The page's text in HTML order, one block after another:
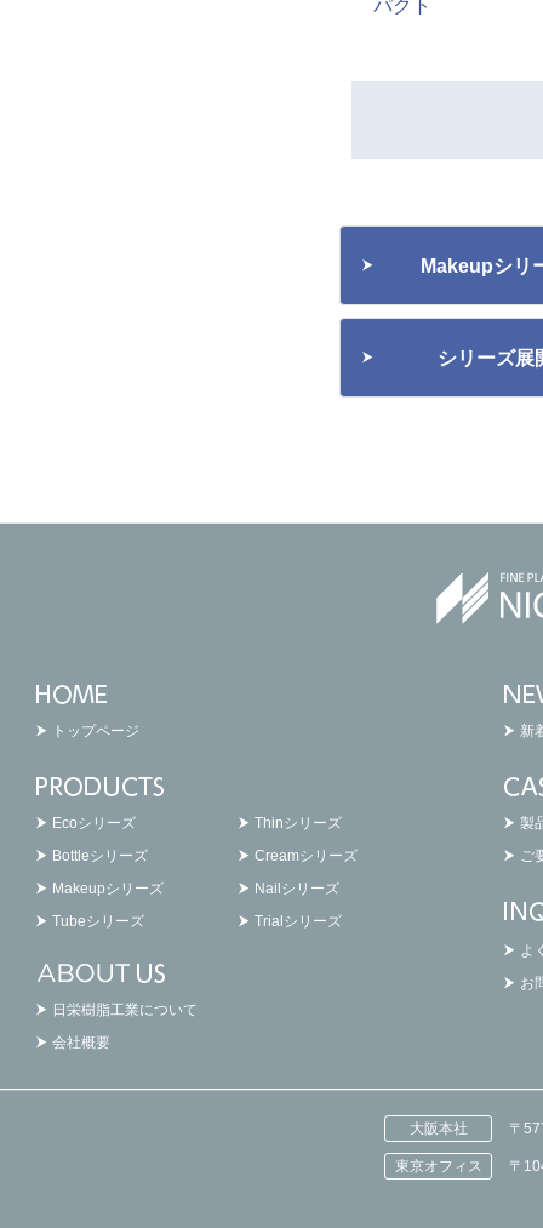
パクト
Makeupシリ
シリーズ展
トップページ
Ecoシリーズ
Thinシリーズ
Bottleシリーズ
Creamシリーズ
Makeupシリーズ
Nailシリーズ
Tubeシリーズ
Trialシリーズ
日栄樹脂工業について
会社概要
新
製
ご
よ
お
大阪本社 〒
東京オフィス 〒